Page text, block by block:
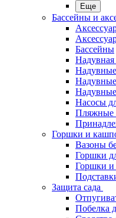
Еще
Бассейны и
Бассейны
Надувная
Насосы
Пляжные
Горшки и
Вазоны
Горшки
Горшки и
Защита сада
Побелка